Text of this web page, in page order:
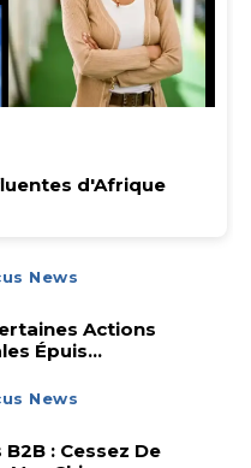
femmes prenne...
News
Actions
Épuis...
News
: Cessez De